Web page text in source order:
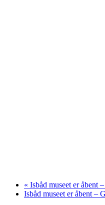
« Isbåd museet er åbent
Isbåd museet er åbent –